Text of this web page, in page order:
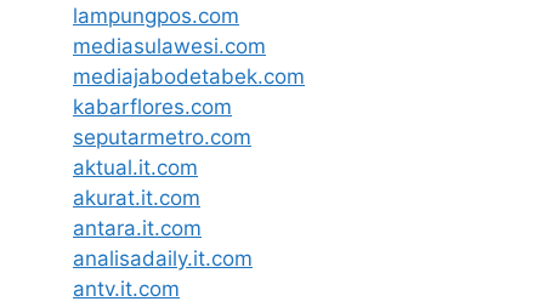
lampungpos.com
mediasulawesi.com
mediajabodetabek.com
kabarflores.com
seputarmetro.com
aktual.it.com
akurat.it.com
antara.it.com
analisadaily.it.com
antv.it.com